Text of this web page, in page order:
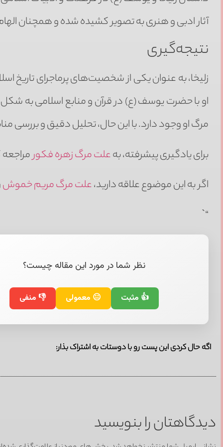
آثار ادبی و هنری به تصویر کشیده شده و همچنان
نتیجه‌گیری
زلیخا، به عنوان یکی از شخصیت‌های پرماجرای
او با حضرت یوسف (ع) در قرآن و منابع اسلامی به
مرگ او وجود دارد. با این حال، تحلیل دقیق و بررسی
برای یادگیری پیشرفته، بهعلت مرگ زهره فکورمراجعه
اگر به این موضوع علاقه دارید،علت مرگ مریم خموش
“`
نظر شما در مورد این مقاله چیست؟
👍 مثبت 😐 معمولی 👎 منفی
اگه حال کردی این پست رو با دوستات به اشتراک بذار:
دیدگاهتان را بنویسید